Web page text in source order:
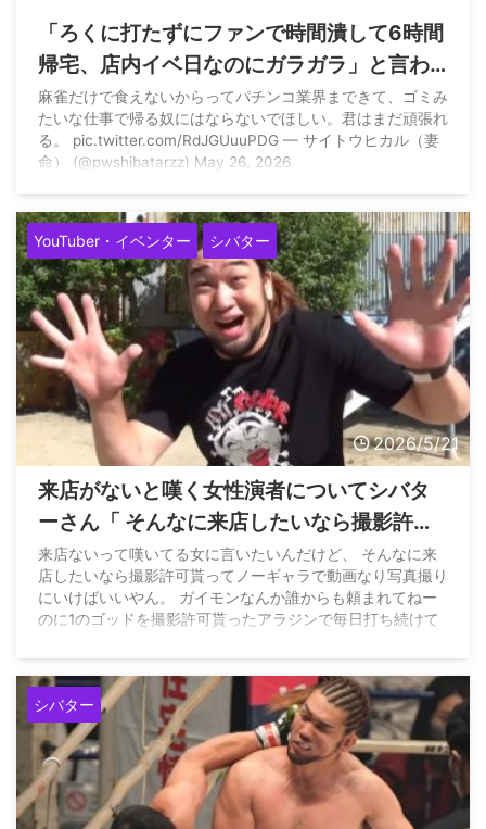
「ろくに打たずにファンで時間潰して6時間
帰宅、店内イベ日なのにガラガラ」と言わ
れたプロ雀士東城りおさんにシバターさん
が批判「麻雀だけで食えないからってパチ
ンコ業界まできて、ゴミみたいな仕事で帰
麻雀だけで食えないからってパチンコ業界まできて、ゴミみ
たいな仕事で帰る奴にはならないでほしい。君はまだ頑張れ
る。 pic.twitter.com/RdJGUuuPDG — サイトウヒカル（妻
命） (@pwshibatarzz) May 26, 2026
YouTuber・イベンター シバター
2026/5/21
来店がないと嘆く女性演者についてシバタ
ーさん「 そんなに来店したいなら撮影許可
貰ってノーギャラで動画なり写真撮りにい
けばいいやん。金貰ってスロ打とうとして
んじゃねー！」
来店ないって嘆いてる女に言いたいんだけど、 そんなに来
店したいなら撮影許可貰ってノーギャラで動画なり写真撮り
にいけばいいやん。 ガイモンなんか誰からも頼まれてねー
のに1のゴッドを撮影許可貰ったアラジンで毎日打ち続けて
21, 2026
シバター